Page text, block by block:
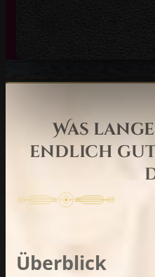
Was
endlich gut
Überblick